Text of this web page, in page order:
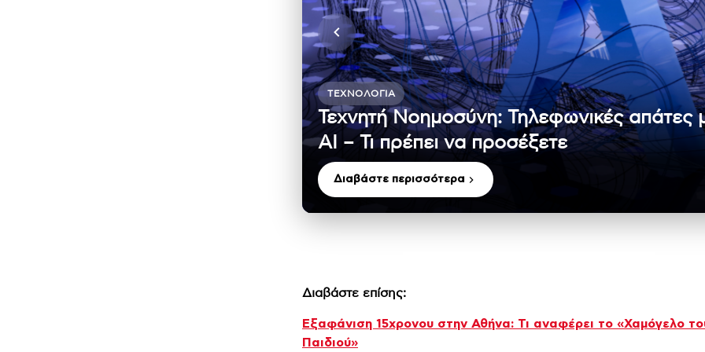
ΤΕΧΝΟΛΟΓΊΑ
Τεχνητή Νοημοσύνη: Τηλεφωνικές απάτες
ΑΙ – Τι πρέπει να προσέξετε
Διαβάστε περισσότερα
Διαβάστε επίσης:
Εξαφάνιση 15χρονου στην Αθήνα: Τι αναφέρει το «Χαμόγελο
Παιδιού»